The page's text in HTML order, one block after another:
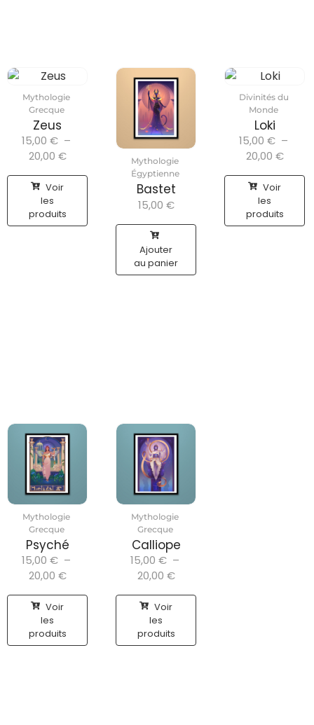
Mythologie
Grecque
Zeus
15,00 € –
20,00 €
Voir
les
produits
Mythologie
Égyptienne
Bastet
15,00 €
Ajouter
au panier
Divinités du
Monde
Loki
15,00 € –
20,00 €
Voir
les
produits
Mythologie
Grecque
Psyché
15,00 € –
20,00 €
Voir
les
produits
Mythologie
Grecque
Calliope
15,00 € –
20,00 €
Voir
les
produits